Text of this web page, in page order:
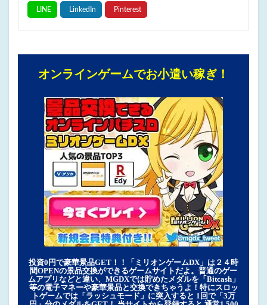
オンラインゲームでお小遣い稼ぎ！
投資0円で豪華景品GET！！「ミリオンゲームDX」は２４時
間OPENの景品交換ができるゲームサイトだよ。普通のゲー
ムアプリなどと違い、MGDXでは貯めたメダルを「Bitcash」
等の電子マネーや豪華景品と交換できちゃうよ！特にスロッ
トゲームでは「ラッシュモード」に突入すると 1回で「3万